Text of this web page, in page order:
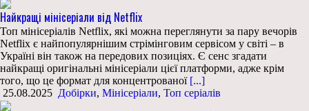
Найкращі мінісеріали від Netflix
Топ мінісеріалів Netflix, які можна переглянути за пару вечорів
Netflix є найпопулярнішим стрімінговим сервісом у світі – в
Україні він також на передових позиціях. Є сенс згадати
найкращі оригінальні мінісеріали цієї платформи, адже крім
того, що це формат для концентрованої[...]
25.08.2025 Добірки, Мінісеріали, Топ серіалів